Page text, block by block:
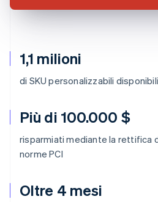
1,1 milioni
di SKU personalizzabili
Più di 100.000 $
risparmiati mediante la rettifica
norme PCI
Oltre 4 mesi